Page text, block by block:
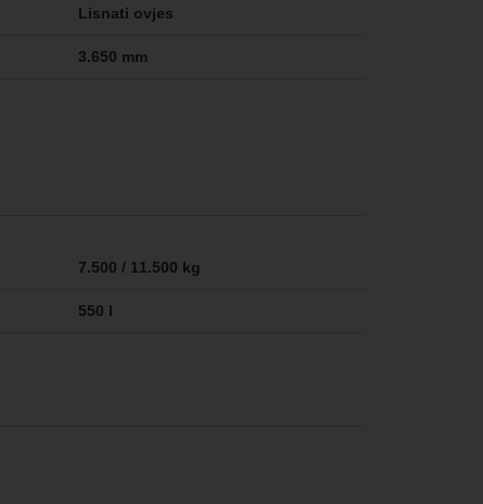
Lisnati ovjes
3.650 mm
7.500 / 11.500 kg
550 l